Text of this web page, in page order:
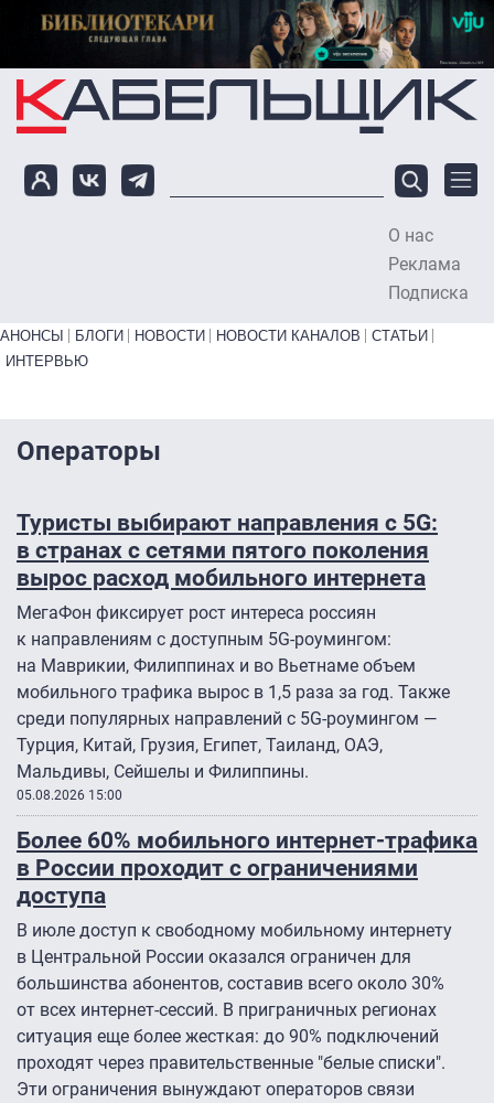
Перейти к основному содержанию
О нас
Реклама
Подписка
Primary links bottom
АНОНСЫ БЛОГИ НОВОСТИ НОВОСТИ КАНАЛОВ
СТАТЬИ
ИНТЕРВЬЮ
Операторы
Туристы выбирают направления с 5G:
в странах с сетями пятого поколения
вырос расход мобильного интернета
МегаФон фиксирует рост интереса россиян
к направлениям с доступным 5G-роумингом:
на Маврикии, Филиппинах и во Вьетнаме объем
мобильного трафика вырос в 1,5 раза за год. Также
среди популярных направлений с 5G-роумингом —
Турция, Китай, Грузия, Египет, Таиланд, ОАЭ,
Мальдивы, Сейшелы и Филиппины.
05.08.2026 15:00
Более 60% мобильного интернет-трафика
в России проходит с ограничениями
доступа
В июле доступ к свободному мобильному интернету
в Центральной России оказался ограничен для
большинства абонентов, составив всего около 30%
от всех интернет-сессий. В приграничных регионах
ситуация еще более жесткая: до 90% подключений
проходят через правительственные "белые списки".
Эти ограничения вынуждают операторов связи